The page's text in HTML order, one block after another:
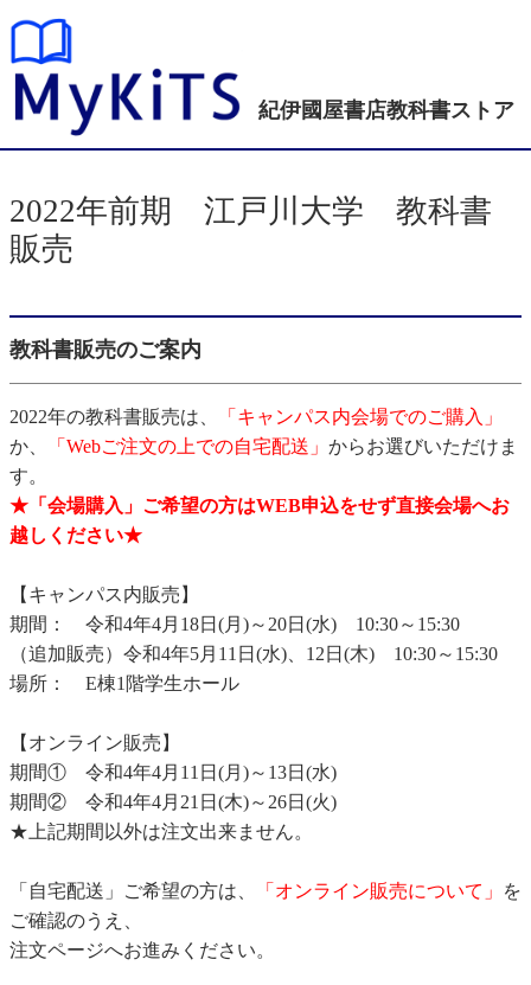
紀伊國屋書店教科書ストア
2022年前期 江戸川大学 教科書
販売
教科書販売のご案内
2022年の教科書販売は、
「キャンパス内会場でのご購入」
か、
「Webご注文の上での自宅配送」 からお選びいただけま
す。
★「会場購入」ご希望の方はWEB申込をせず直接会場へお
越しください★
【キャンパス内販売】
期間： 令和4年4月18日(月)～20日(水) 10:30～15:30
（追加販売）令和4年5月11日(水)、12日(木) 10:30～15:30
場所： E棟1階学生ホール
【オンライン販売】
期間① 令和4年4月11日(月)～13日(水)
期間② 令和4年4月21日(木)～26日(火)
★上記期間以外は注文出来ません。
「自宅配送」ご希望の方は、 「オンライン販売について」
を
ご確認のうえ、
注文ページへお進みください。